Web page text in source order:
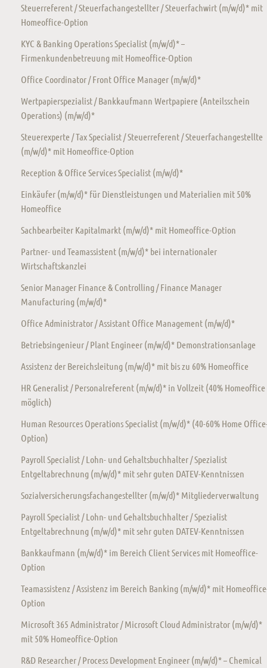
Steuerreferent / Steuerfachangestellter / Steuerfachwirt (m/w/d)* mit
Homeoffice-Option
KYC & Banking Operations Specialist (m/w/d)* –
Firmenkundenbetreuung mit Homeoffice-Option
Office Coordinator / Front Office Manager (m/w/d)*
Wertpapierspezialist / Bankkaufmann Wertpapiere (Anteilsschein
Operations) (m/w/d)*
Steuerexperte / Tax Specialist / Steuerreferent / Steuerfachangestellte
(m/w/d)* mit Homeoffice-Option
Reception & Office Services Specialist (m/w/d)*
Einkäufer (m/w/d)* für Dienstleistungen und Materialien mit 50%
Homeoffice
Sachbearbeiter Kapitalmarkt (m/w/d)* mit Homeoffice-Option
Partner- und Teamassistent (m/w/d)* bei internationaler
Wirtschaftskanzlei
Senior Manager Finance & Controlling / Finance Manager
Manufacturing (m/w/d)*
Office Administrator / Assistant Office Management (m/w/d)*
Betriebsingenieur / Plant Engineer (m/w/d)* Demonstrationsanlage
Assistenz der Bereichsleitung (m/w/d)* mit bis zu 60% Homeoffice
HR Generalist / Personalreferent (m/w/d)* in Vollzeit (40% Homeoffice
möglich)
Human Resources Operations Specialist (m/w/d)* (40-60% Home
Option)
Payroll Specialist / Lohn- und Gehaltsbuchhalter / Spezialist
Entgeltabrechnung (m/w/d)* mit sehr guten DATEV-Kenntnissen
Sozialversicherungsfachangestellter (m/w/d)* Mitgliederverwaltung
Payroll Specialist / Lohn- und Gehaltsbuchhalter / Spezialist
Entgeltabrechnung (m/w/d)* mit sehr guten DATEV-Kenntnissen
Bankkaufmann (m/w/d)* im Bereich Client Services mit Homeoffice-
Option
Teamassistenz / Assistenz im Bereich Banking (m/w/d)* mit
Option
Microsoft 365 Administrator / Microsoft Cloud Administrator (m/w/d)*
mit 50% Homeoffice-Option
R&D Researcher / Process Development Engineer (m/w/d)* – Chemical